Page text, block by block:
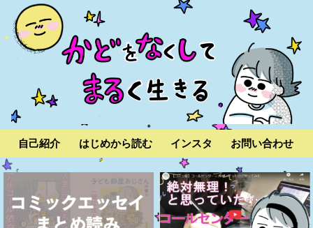
自己紹介 はじめから読む インスタ お問い合わせ